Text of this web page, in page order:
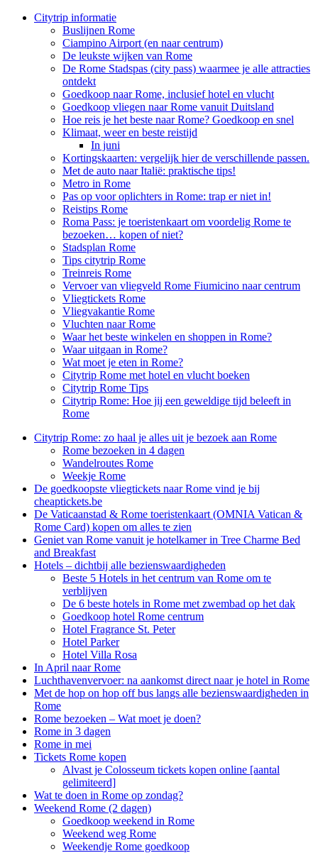
Citytrip informatie
Buslijnen Rome
Ciampino Airport (en naar centrum)
De leukste wijken van Rome
De Rome Stadspas (city pass) waarmee je alle attracties
ontdekt
Goedkoop naar Rome, inclusief hotel en vlucht
Goedkoop vliegen naar Rome vanuit Duitsland
Hoe reis je het beste naar Rome? Goedkoop en snel
Klimaat, weer en beste reistijd
In juni
Kortingskaarten: vergelijk hier de verschillende passen.
Met de auto naar Italië: praktische tips!
Metro in Rome
Pas op voor oplichters in Rome: trap er niet in!
Reistips Rome
Roma Pass: je toeristenkaart om voordelig Rome te
bezoeken… kopen of niet?
Stadsplan Rome
Tips citytrip Rome
Treinreis Rome
Vervoer van vliegveld Rome Fiumicino naar centrum
Vliegtickets Rome
Vliegvakantie Rome
Vluchten naar Rome
Waar het beste winkelen en shoppen in Rome?
Waar uitgaan in Rome?
Wat moet je eten in Rome?
Citytrip Rome met hotel en vlucht boeken
Citytrip Rome Tips
Citytrip Rome: Hoe jij een geweldige tijd beleeft in
Rome
Citytrip Rome: zo haal je alles uit je bezoek aan Rome
Rome bezoeken in 4 dagen
Wandelroutes Rome
Weekje Rome
De goedkoopste vliegtickets naar Rome vind je bij
cheaptickets.be
De Vaticaanstad & Rome toeristenkaart (OMNIA Vatican &
Rome Card) kopen om alles te zien
Geniet van Rome vanuit je hotelkamer in Tree Charme Bed
and Breakfast
Hotels – dichtbij alle bezienswaardigheden
Beste 5 Hotels in het centrum van Rome om te
verblijven
De 6 beste hotels in Rome met zwembad op het dak
Goedkoop hotel Rome centrum
Hotel Fragrance St. Peter
Hotel Parker
Hotel Villa Rosa
In April naar Rome
Luchthavenvervoer: na aankomst direct naar je hotel in Rome
Met de hop on hop off bus langs alle bezienswaardigheden in
Rome
Rome bezoeken – Wat moet je doen?
Rome in 3 dagen
Rome in mei
Tickets Rome kopen
Alvast je Colosseum tickets kopen online [aantal
gelimiteerd]
Wat te doen in Rome op zondag?
Weekend Rome (2 dagen)
Goedkoop weekend in Rome
Weekend weg Rome
Weekendje Rome goedkoop